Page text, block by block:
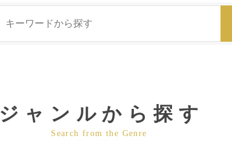
ジャンルから探す
Search from the Genre